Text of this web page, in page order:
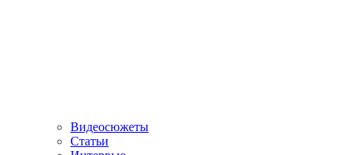
Видеосюжеты
Статьи